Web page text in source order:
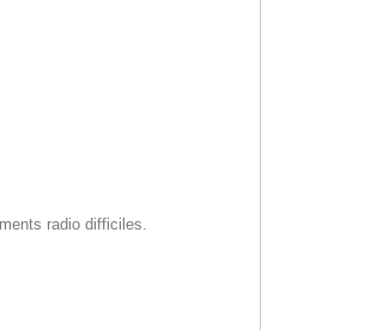
radio difficiles.